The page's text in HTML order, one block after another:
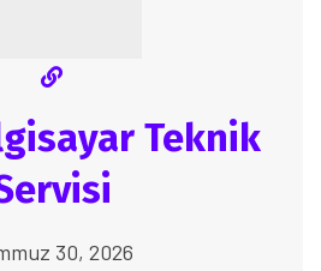
Teknik
30, 2026